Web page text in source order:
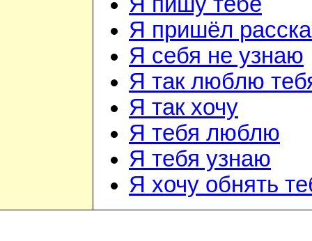
Я пришёл
Я себя не узнаю
Я так люблю
Я так хочу
Я тебя люблю
Я тебя узнаю
Я хочу обнять